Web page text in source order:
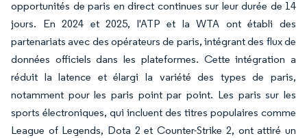
opportunités de paris en direct continues sur leur durée de 14
jours. En 2024 et 2025, l'ATP et la WTA ont établi des
partenariats avec des opérateurs de paris, intégrant des flux de
données officiels dans les plateformes. Cette intégration a
réduit la latence et élargi la variété des types de paris,
notamment pour les paris point par point. Les paris sur les
sports électroniques, qui incluent des titres populaires comme
League of Legends, Dota 2 et Counter-Strike 2, ont attiré un